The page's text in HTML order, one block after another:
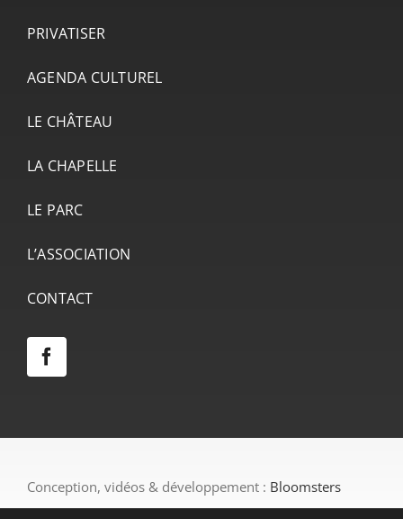
PRIVATISER
AGENDA CULTUREL
LE CHÂTEAU
LA CHAPELLE
LE PARC
L’ASSOCIATION
CONTACT
Conception, vidéos & développement : Bloomsters